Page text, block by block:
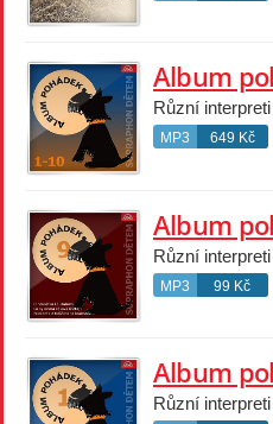
Různí interpreti
MP3 649 Kč
Různí interpreti
MP3 99 Kč
Různí interpreti